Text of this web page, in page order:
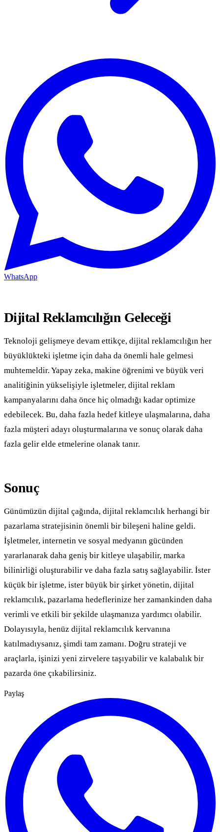
WhatsApp
Dijital Reklamcılığın Geleceği
Teknoloji gelişmeye devam ettikçe, dijital reklamcılığın her
büyüklükteki işletme için daha da önemli hale gelmesi
muhtemeldir. Yapay zeka, makine öğrenimi ve büyük veri
analitiğinin yükselişiyle işletmeler, dijital reklam
kampanyalarını daha önce hiç olmadığı kadar optimize
edebilecek. Bu, daha fazla hedef kitleye ulaşmalarına, daha
fazla müşteri adayı oluşturmalarına ve sonuç olarak daha
fazla gelir elde etmelerine olanak tanır.
Sonuç
Günümüzün dijital çağında, dijital reklamcılık herhangi bir
pazarlama stratejisinin önemli bir bileşeni haline geldi.
İşletmeler, internetin ve sosyal medyanın gücünden
yararlanarak daha geniş bir kitleye ulaşabilir, marka
bilinirliği oluşturabilir ve daha fazla satış sağlayabilir. İster
küçük bir işletme, ister büyük bir şirket yönetin, dijital
reklamcılık, pazarlama hedeflerinize her zamankinden daha
verimli ve etkili bir şekilde ulaşmanıza yardımcı olabilir.
Dolayısıyla, henüz dijital reklamcılık kervanına
katılmadıysanız, şimdi tam zamanı. Doğru strateji ve
araçlarla, işinizi yeni zirvelere taşıyabilir ve kalabalık bir
pazarda öne çıkabilirsiniz.
Paylaş